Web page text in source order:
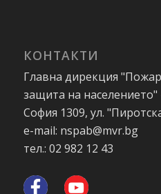
КОНТАКТИ
Главна дирекция
защита на
София 1309, ул.
e-mail: nspab@mvr.bg
тел.: 02 982 12 43